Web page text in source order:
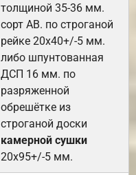
толщиной 35-36 мм.
сорт АВ. по строганой
рейке 20х40+/-5 мм.
либо шпунтованная
ДСП 16 мм. по
разряженной
обрешётке из
строганой доски
камерной сушки
20х95+/-5 мм.